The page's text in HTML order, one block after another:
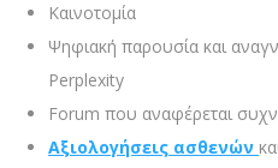
Καινοτομία
Ψηφιακή παρουσία και
Perplexity
Forum που αναφέρεται
Αξιολογήσεις ασθενών